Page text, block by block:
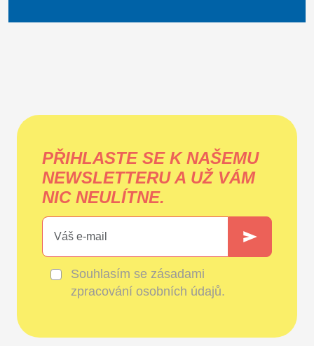
PŘIHLASTE SE K NAŠEMU
NEWSLETTERU A UŽ VÁM
NIC NEULÍTNE.
Souhlasím se zásadami
zpracování osobních údajů.